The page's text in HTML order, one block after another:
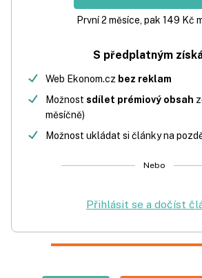
První 2 měsíce, pak 149 Kč
S předplatným
Web Ekonom.cz bez reklam
Možnost sdílet prémiový obsah
měsíčně)
Možnost ukládat si články na
Nebo
Přihlásit se a dočíst